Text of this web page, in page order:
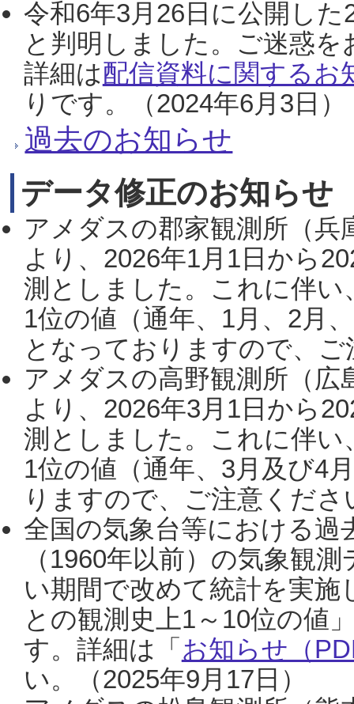
令和6年3月26日に公開し
と判明しました。ご迷惑
詳細は配信資料に関するお
りです。（2024年6月3日）
過去のお知らせ
データ修正のお知らせ
アメダスの郡家観測所（
より、2026年1月1日から
測としました。これに伴い
1位の値（通年、1月、2月
となっておりますので、
アメダスの高野観測所（
より、2026年3月1日から
測としました。これに伴い
1位の値（通年、3月及び4
りますので、ご注意くだ
全国の気象台等における過
（1960年以前）の気象観
い期間で改めて統計を実
との観測史上1～10位の値
す。詳細は「 お知らせ（
い。（2025年9月17日）